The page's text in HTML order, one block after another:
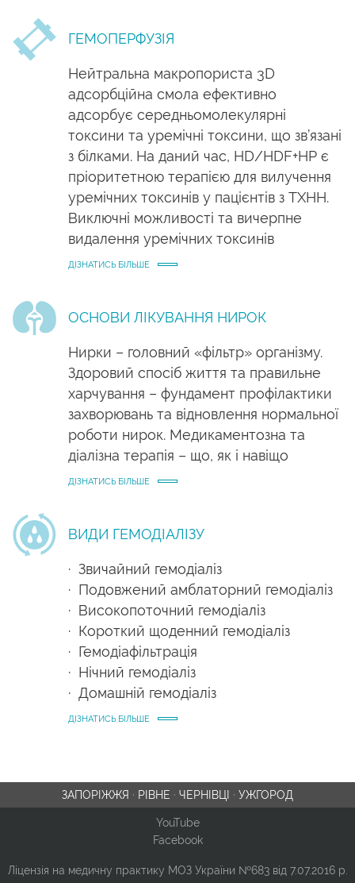
ГЕМОПЕРФУЗІЯ
Нейтральна макропориста 3D
адсорбційна смола ефективно
адсорбує середньомолекулярні
токсини та уремічні токсини, що зв’язані
з білками. На даний час, HD/HDF+HP є
пріоритетною терапією для вилучення
уремічних токсинів у пацієнтів з ТХНН.
Виключні можливості та вичерпне
видалення уремічних токсинів
ДІЗНАТИСЬ БІЛЬШЕ
ОСНОВИ ЛІКУВАННЯ НИРОК
Нирки – головний «фільтр» організму.
Здоровий спосіб життя та правильне
харчування – фундамент профілактики
захворювань та відновлення нормальної
роботи нирок. Медикаментозна та
діалізна терапія – що, як і навіщо
ДІЗНАТИСЬ БІЛЬШЕ
ВИДИ ГЕМОДІАЛІЗУ
· Звичайний гемодіаліз
· Подовжений амблаторний гемодіаліз
· Високопоточний гемодіаліз
· Короткий щоденний гемодіаліз
· Гемодіафільтрація
· Нічний гемодіаліз
· Домашній гемодіаліз
ДІЗНАТИСЬ БІЛЬШЕ
ЗАПОРІЖЖЯ · РІВНЕ · ЧЕРНІВЦІ · УЖГОРОД
YouTube
Facebook
Ліцензія на медичну практику МОЗ України №683 від 7.07.2016 р.